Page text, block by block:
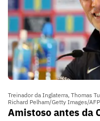
Treinador da Inglaterra, Thomas
Richard Pelham/Getty Images/
Amistoso antes da